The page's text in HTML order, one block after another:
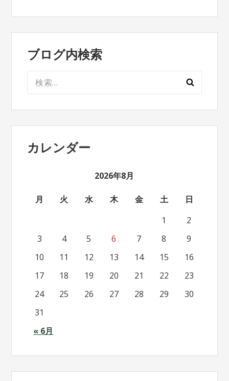
ブログ内検索
索:
カレンダー
2026年8月
月 火 水 木 金 土 日
« 6月
1
2
3
4 5 6 7 8
9
10
11 12 13 14 15
16
17
18 19 20 21 22
23
24
25 26 27 28 29
30
31